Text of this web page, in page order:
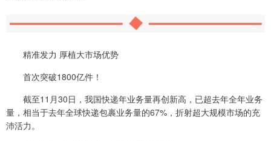
精准发力 厚植大市场优势
首次突破1800亿件！
截至11月30日，我国快递年业务量再创新高，已超去年全年业务
量，相当于去年全球快递包裹业务量的67%，折射超大规模市场的充
沛活力。